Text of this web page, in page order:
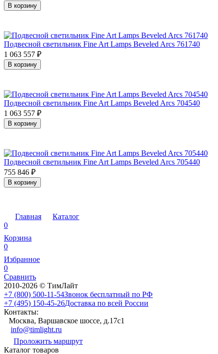
В корзину
Подвесной светильник Fine Art Lamps Beveled Arcs 761740
1 063 557 ₽
В корзину
Подвесной светильник Fine Art Lamps Beveled Arcs 704540
1 063 557 ₽
В корзину
Подвесной светильник Fine Art Lamps Beveled Arcs 705440
755 846 ₽
В корзину
Главная
Каталог
0
Корзина
0
Избранное
0
Сравнить
2010-2026 © ТимЛайт
+7 (800) 500-11-54Звонок бесплатный по РФ
+7 (495) 150-45-26Доставка по всей России
Контакты:
Москва, Варшавское шоссе, д.17c1
info@timlight.ru
Проложить маршрут
Каталог товаров